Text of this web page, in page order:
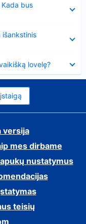
bus
išankstinis
lovelę?
versija
mes dirbame
nustatymus
teisių